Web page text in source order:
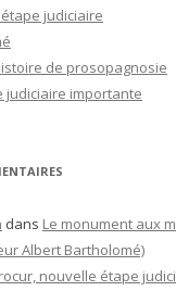
judiciaire
de prosopagnosie
judiciaire importante
dans Le monument aux
Albert Bartholomé)
nouvelle étape